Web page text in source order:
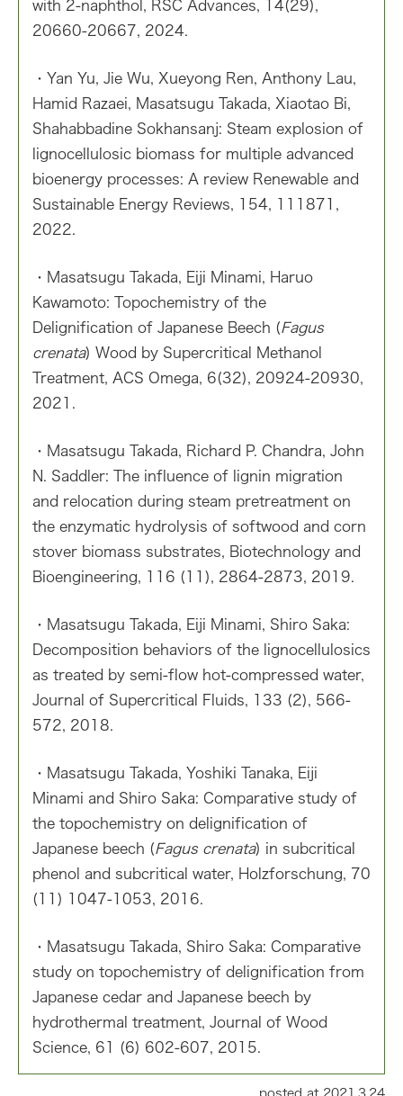
with 2-naphthol, RSC Advances, 14(29),
20660-20667, 2024.
・Yan Yu, Jie Wu, Xueyong Ren, Anthony Lau,
Hamid Razaei, Masatsugu Takada, Xiaotao Bi,
Shahabbadine Sokhansanj: Steam explosion of
lignocellulosic biomass for multiple advanced
bioenergy processes: A review Renewable and
Sustainable Energy Reviews, 154, 111871,
2022.
・Masatsugu Takada, Eiji Minami, Haruo
Kawamoto: Topochemistry of the
Delignification of Japanese Beech (Fagus
crenata) Wood by Supercritical Methanol
Treatment, ACS Omega, 6(32), 20924-20930,
2021.
・Masatsugu Takada, Richard P. Chandra, John
N. Saddler: The influence of lignin migration
and relocation during steam pretreatment on
the enzymatic hydrolysis of softwood and corn
stover biomass substrates, Biotechnology and
Bioengineering, 116 (11), 2864-2873, 2019.
・Masatsugu Takada, Eiji Minami, Shiro Saka:
Decomposition behaviors of the lignocellulosics
as treated by semi-flow hot-compressed water,
Journal of Supercritical Fluids, 133 (2), 566-
572, 2018.
・Masatsugu Takada, Yoshiki Tanaka, Eiji
Minami and Shiro Saka: Comparative study of
the topochemistry on delignification of
Japanese beech (Fagus crenata) in subcritical
phenol and subcritical water, Holzforschung, 70
(11) 1047-1053, 2016.
・ Masatsugu Takada, Shiro Saka: Comparative
study on topochemistry of delignification from
Japanese cedar and Japanese beech by
hydrothermal treatment, Journal of Wood
Science, 61 (6) 602-607, 2015.